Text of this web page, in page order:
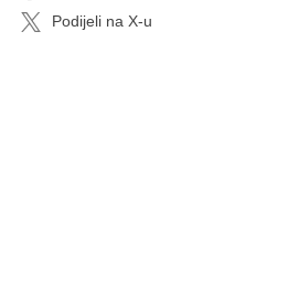
Podijeli na X-u